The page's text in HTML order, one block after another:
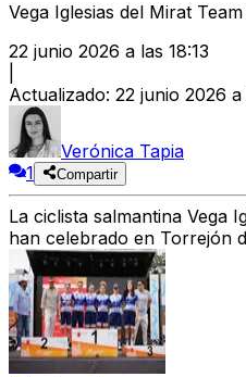
Vega Iglesias del Mirat
22 junio 2026 a las 18:13
Actualizado: 22 junio 2026 a
Verónica Tapia
1
Compartir
La ciclista salmantina Vega
han celebrado en Torrejón